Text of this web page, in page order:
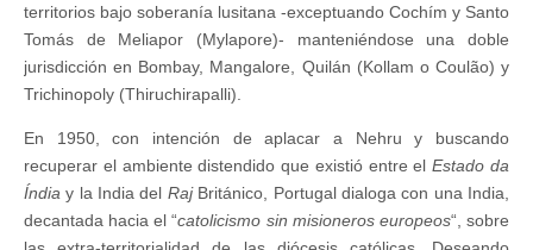
territorios bajo soberanía lusitana -exceptuando Cochím y Santo
Tomás de Meliapor (Mylapore)- manteniéndose una doble
jurisdicción en Bombay, Mangalore, Quilán (Kollam o Coulão) y
Trichinopoly (Thiruchirapalli).
En 1950, con intención de aplacar a Nehru y buscando
recuperar el ambiente distendido que existió entre elEstado da
Índia y la India del Raj Británico, Portugal dialoga con una India,
decantada hacia el “catolicismo sin misioneros europeos“, sobre